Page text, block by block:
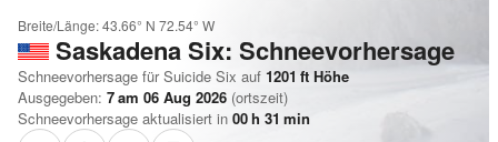
Breite/Länge:43.66° N 72.54° W
Saskadena Six: Schneevorhersage
Schneevorhersage für Suicide Six auf 1201 ft Höhe
Ausgegeben: 7 am 06 Aug 2026 (ortszeit)
Schneevorhersage aktualisiert in 00h 31 min